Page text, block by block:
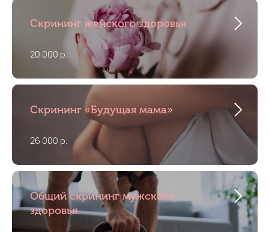
Скрининг женского здоровья
20 000 р.
Скрининг «Будущая мама»
26 000 р.
Общий скрининг мужского
здоровья